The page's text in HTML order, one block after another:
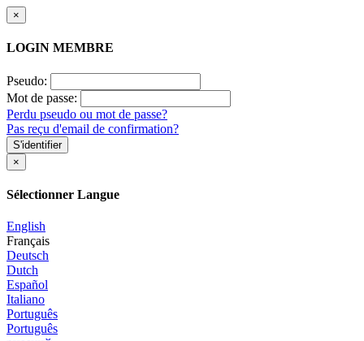
×
LOGIN MEMBRE
Pseudo:
Mot de passe:
Perdu pseudo ou mot de passe?
Pas reçu d'email de confirmation?
S'identifier
×
Sélectionner Langue
English
Français
Deutsch
Dutch
Español
Italiano
Português
Português